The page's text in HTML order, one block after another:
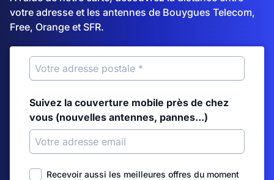
votre adresse et les antennes de Bouygues Telecom,
Free, Orange et SFR.
Suivez la couverture mobile près de chez
vous (nouvelles antennes, pannes...)
Recevoir aussi les meilleures offres du moment